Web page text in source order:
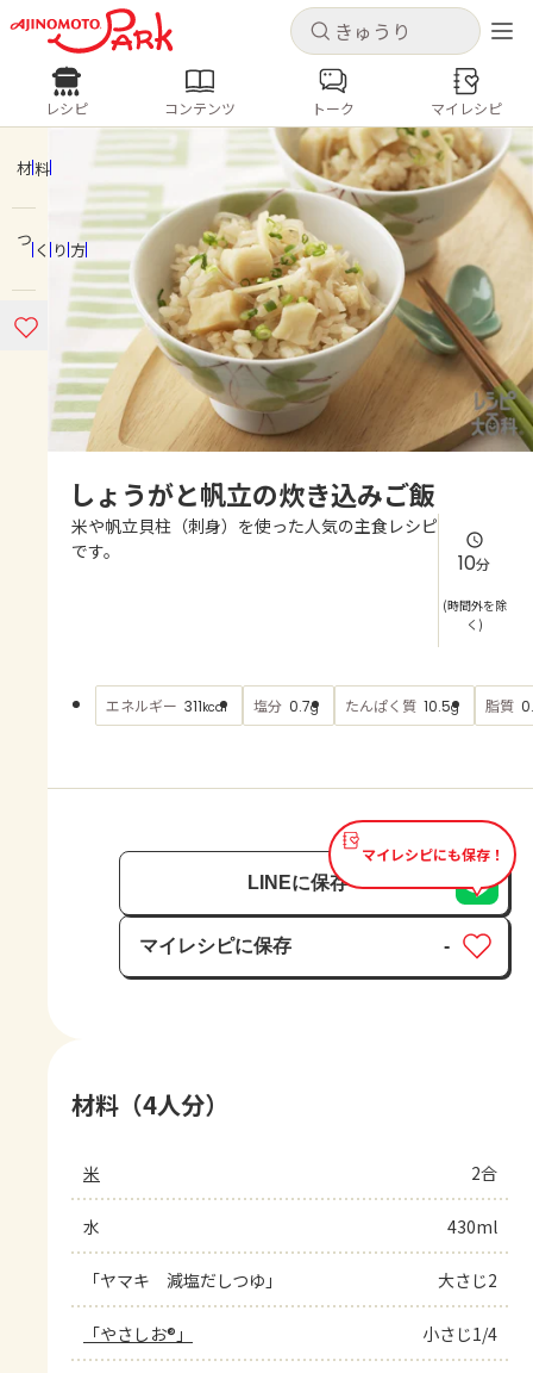
キャンセル
ログインするとレシピを保存できます
ログイン 新規登録
ホーム
コンテンツ
レシピ
よくあるお問い合わせ
キャンセル
レシピ コンテンツ
人気の食材・レシピ
きゅうり なす トマト
とうもろこし
ピーマン
みょうが ゴーヤ
レシピ コンテンツ トーク マイレシピ
材料
つくり方
しょうがと帆立の炊き込みご飯
米や帆立貝柱（刺身）を使った人気の主食レシピ
です。
10分
(時間外を除
く)
エネルギー 311kcal 塩分 0.7g たんぱく質 10.5g 脂質
マイレシピにも保存！
LINEに保存
マイレシピに保存
保存済み
-
材料（4人分）
米 2合
水 430ml
「ヤマキ　減塩だしつゆ」 大さじ2
「やさしお®」 小さじ1/4